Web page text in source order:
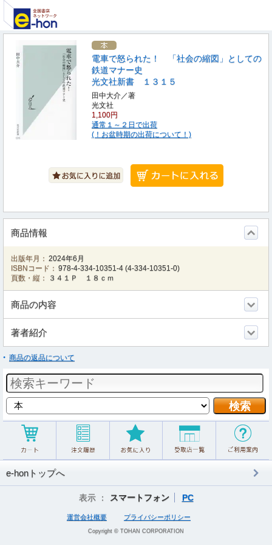
電車で怒られた！ 「社会の縮図」としての
鉄道マナー史
光文社新書 １３１５
田中大介／著
光文社
1,100円
通常１～２日で出荷
(！お盆時期の出荷について！)
商品情報
出版年月： 2024年6月
ISBNコード： 978-4-334-10351-4 (4-334-10351-0)
頁数・縦：
３４１Ｐ １８ｃｍ
商品の内容
著者紹介
商品の返品について
e-honトップへ
表示 ： スマートフォン PC
運営会社概要 プライバシーポリシー
Copyright © TOHAN CORPORATION